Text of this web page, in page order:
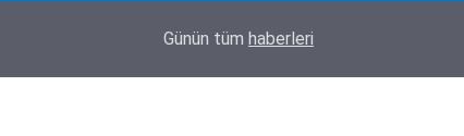
Üsküdar Belediye Başkanvekili CHP’li Sibel
Günün tüm haberleri